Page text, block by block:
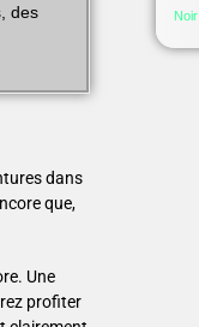
des
dans
que,
Une
profiter
Noir